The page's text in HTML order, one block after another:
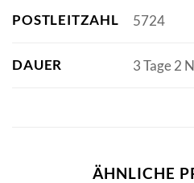
POSTLEITZAHL 5724
DAUER 3 Tage 2
ÄHNLICHE